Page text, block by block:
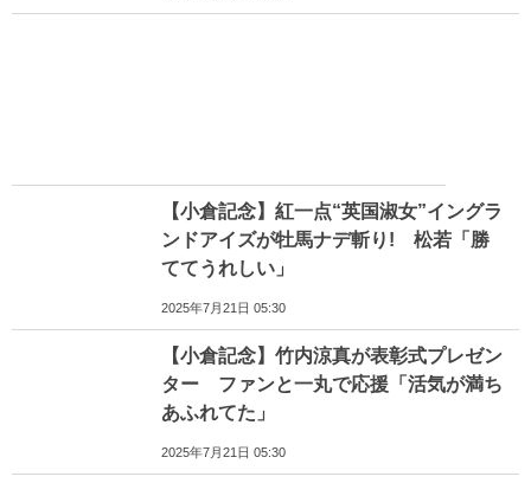
【小倉記念】紅一点“英国淑女”イングラ
ンドアイズが牡馬ナデ斬り! 松若「勝
ててうれしい」
2025年7月21日 05:30
【小倉記念】竹内涼真が表彰式プレゼン
ター ファンと一丸で応援「活気が満ち
あふれてた」
2025年7月21日 05:30